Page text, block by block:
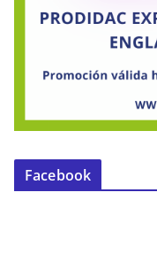
Facebook